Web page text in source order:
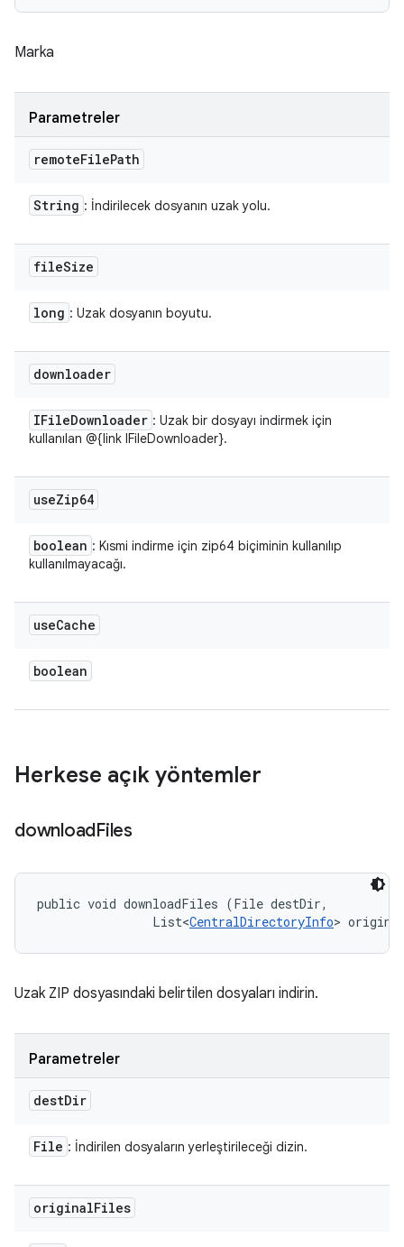
Marka
Parametreler
remoteFilePath
String : İndirilecek dosyanın uzak yolu.
fileSize
long : Uzak dosyanın boyutu.
downloader
IFileDownloader : Uzak bir dosyayı indirmek için
kullanılan @{link IFileDownloader}.
useZip64
boolean : Kısmi indirme için zip64 biçiminin kullanılıp
kullanılmayacağı.
useCache
boolean
Herkese açık yöntemler
downloadFiles
public void downloadFiles (File destDir,
                List<
CentralDirectoryInfo>
Uzak ZIP dosyasındaki belirtilen dosyaları indirin.
Parametreler
destDir
File : İndirilen dosyaların yerleştirileceği dizin.
originalFiles